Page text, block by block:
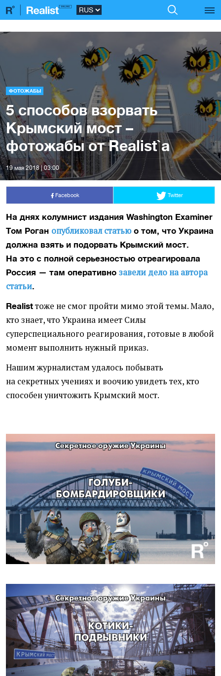
ФОТОЖАБЫ
5 способов взорвать
Крымский мост –
фотожабы от Realist`a
19 мая 2018 | 03:00
Facebook Twitter
На днях колумнист издания Washington Examiner
Том Роган опубликовал статьюо том, что Украина
должна взять и подорвать Крымский мост.
На это с полной серьезностью отреагировала
Россия — там оперативно завели дело на автора
статьи.
Realist тоже не смог пройти мимо этой темы. Мало,
кто знает, что Украина имеет Силы
суперспециального реагирования, готовые в любой
момент выполнить нужный приказ.
Нашим журналистам удалось побывать
на секретных учениях и воочию увидеть тех, кто
способен уничтожить Крымский мост.